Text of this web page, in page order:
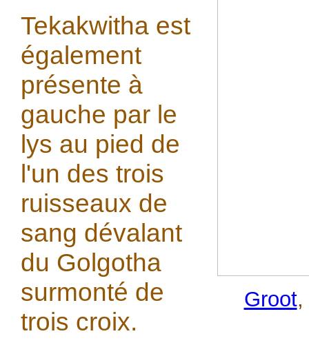
Tekakwitha est
également
présente à
gauche par le
lys au pied de
l'un des trois
ruisseaux de
sang dévalant
du Golgotha
surmonté de
trois croix.
Groot,